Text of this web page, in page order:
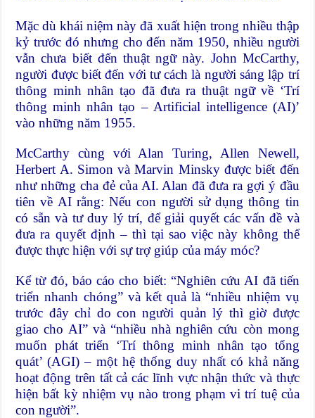
Mặc dù khái niệm này đã xuất hiện trong nhiều thập
kỷ trước đó nhưng cho đến năm 1950, nhiều người
vẫn chưa biết đến thuật ngữ này. John McCarthy,
người được biết đến với tư cách là người sáng lập trí
thông minh nhân tạo đã đưa ra thuật ngữ về ‘Trí
thông minh nhân tạo – Artificial intelligence (AI)’
vào những năm 1955.
McCarthy cùng với Alan Turing, Allen Newell,
Herbert A. Simon và Marvin Minsky được biết đến
như những cha đẻ của AI. Alan đã đưa ra gợi ý đầu
tiên về AI rằng: Nếu con người sử dụng thông tin
có sẵn và tư duy lý trí, để giải quyết các vấn đề và
đưa ra quyết định – thì tại sao việc này không thể
được thực hiện với sự trợ giúp của máy móc?
Kể từ đó, báo cáo cho biết: “Nghiên cứu AI đã tiến
triển nhanh chóng” và kết quả là “nhiều nhiệm vụ
trước đây chỉ do con người quản lý thì giờ được
giao cho AI” và “nhiều nhà nghiên cứu còn mong
muốn phát triển ‘Trí thông minh nhân tạo tổng
quát’ (AGI) – một hệ thống duy nhất có khả năng
hoạt động trên tất cả các lĩnh vực nhận thức và thực
hiện bất kỳ nhiệm vụ nào trong phạm vi trí tuệ của
con người”.